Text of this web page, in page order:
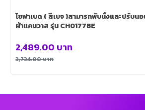
โซฟาเบด ( สีเบจ )สามารถพับนั่งและปรับนอนเป็นเตียงได้ ทำจาก
ผ้าแคนวาส รุ่น CH0177BE
3,734.00บาท
2,489.00 บาท